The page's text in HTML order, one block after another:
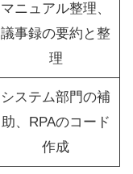
マニュアル整理、
議事録の要約と整
理
システム部門の補
助、RPAのコード
作成